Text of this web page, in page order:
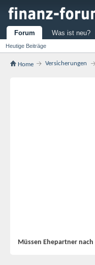
Forum
Heutige Beiträge
Was ist neu?
Home Versicherungen
Müssen Ehepartner